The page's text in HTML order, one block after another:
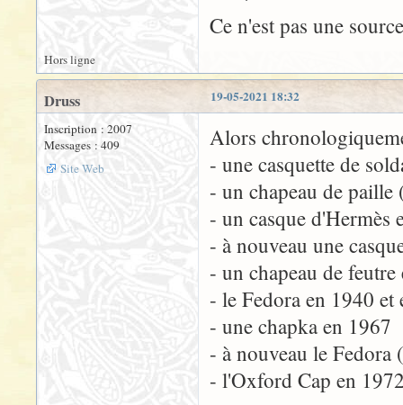
Ce n'est pas une
Hors ligne
19-05-2021 18:32
Druss
Inscription : 2007
Messages : 409
Site Web
Alors
- une casquette de
- un chapeau de paille
- un casque d'Hermès
- à nouveau une
- un chapeau de
- le Fedora en 1940 et
- une chapka en 1967
- à nouveau le
- l'Oxford Cap en